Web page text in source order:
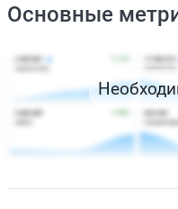
Основные